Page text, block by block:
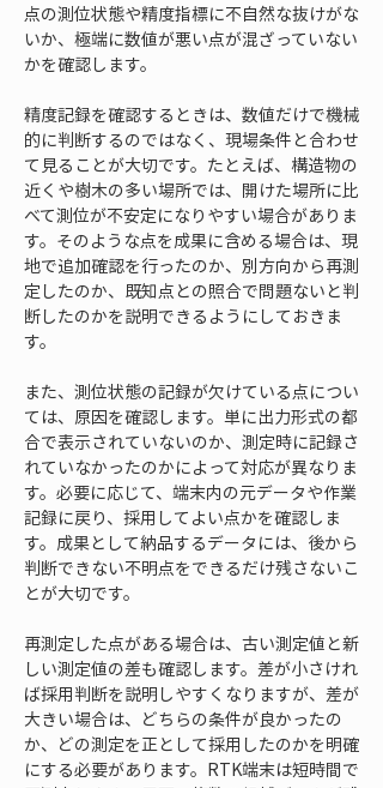
点の測位状態や精度指標に不自然な抜けがな
いか、極端に数値が悪い点が混ざっていない
かを確認します。
精度記録を確認するときは、数値だけで機械
的に判断するのではなく、現場条件と合わせ
て見ることが大切です。たとえば、構造物の
近くや樹木の多い場所では、開けた場所に比
べて測位が不安定になりやすい場合がありま
す。そのような点を成果に含める場合は、現
地で追加確認を行ったのか、別方向から再測
定したのか、既知点との照合で問題ないと判
断したのかを説明できるようにしておきま
す。
また、測位状態の記録が欠けている点につい
ては、原因を確認します。単に出力形式の都
合で表示されていないのか、測定時に記録さ
れていなかったのかによって対応が異なりま
す。必要に応じて、端末内の元データや作業
記録に戻り、採用してよい点かを確認しま
す。成果として納品するデータには、後から
判断できない不明点をできるだけ残さないこ
とが大切です。
再測定した点がある場合は、古い測定値と新
しい測定値の差も確認します。差が小さけれ
ば採用判断を説明しやすくなりますが、差が
大きい場合は、どちらの条件が良かったの
か、どの測定を正として採用したのかを明確
にする必要があります。RTK端末は短時間で